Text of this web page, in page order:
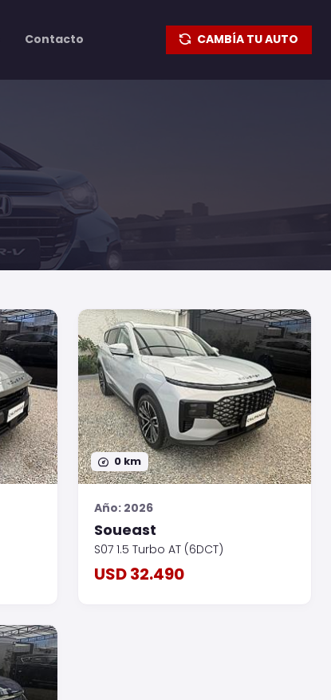
Contacto CAMBÍA TU AUTO
0 km
Año: 2026
Soueast
S07 1.5 Turbo AT (6DCT)
USD 32.490